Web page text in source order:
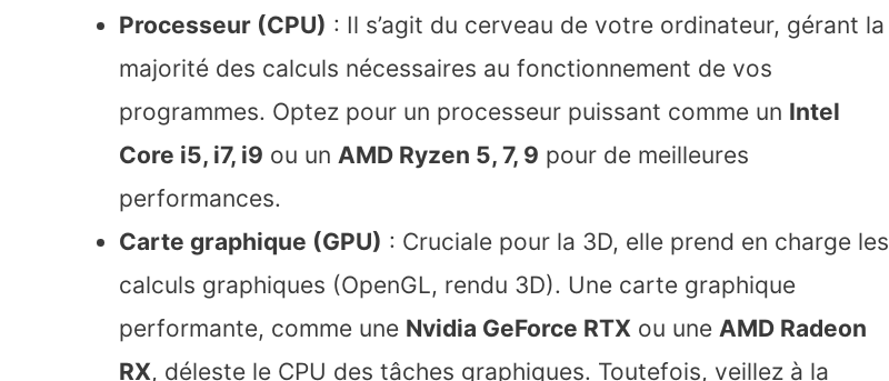
Processeur (CPU) : Il s’agit du cerveau de votre ordinateur, gérant la
majorité des calculs nécessaires au fonctionnement de vos
programmes. Optez pour un processeur puissant comme un Intel
Core i5, i7, i9 ou unAMD Ryzen 5, 7, 9 pour de meilleures
performances.
Carte graphique (GPU) : Cruciale pour la 3D, elle prend en charge les
calculs graphiques (OpenGL, rendu 3D). Une carte graphique
performante, comme une Nvidia GeForce RTX ou uneAMD Radeon
RX, déleste le CPU des tâches graphiques. Toutefois, veillez à la